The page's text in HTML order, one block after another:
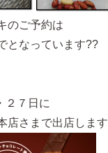
のご予約は
となっています??
２７日に
店さまで出店します